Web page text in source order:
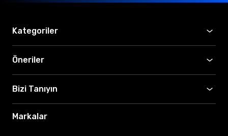
Kategoriler
Öneriler
Bizi Tanıyın
Markalar